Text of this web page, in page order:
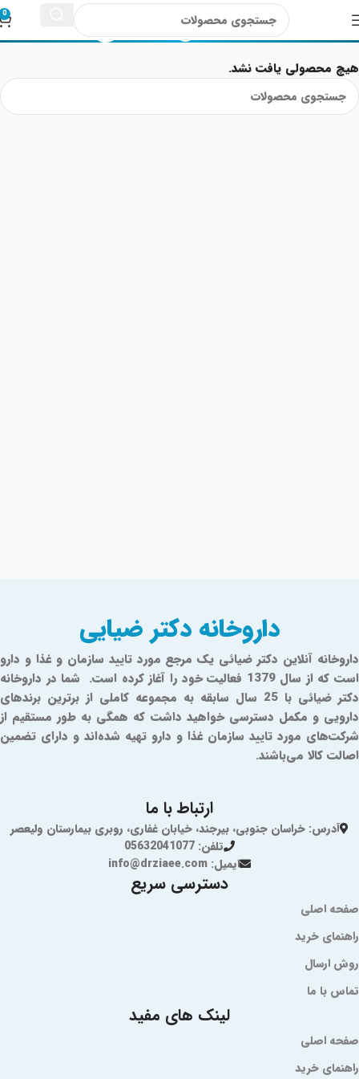
0 دستمال کاغذی
هیچ محصولی یافت نشد.
داروخانه دکتر ضیایی
داروخانه آنلاین دکتر ضیائی یک مرجع مورد تایید سازمان و غذا و دارو
است که از سال 1379 فعالیت خود را آغاز کرده است. شما در داروخانه
دکتر ضیائی با 25 سال سابقه به مجموعه کاملی از برترین برندهای
دارویی و مکمل دسترسی خواهید داشت که همگی به طور مستقیم از
شرکت‌های مورد تایید سازمان غذا و دارو تهیه شده‌اند و دارای تضمین
اصالت کالا می‌باشند.
ارتباط با ما
آدرس: خراسان جنوبی، بیرجند، خیابان غفاری، روبری بیمارستان ولیعصر
تلفن: 05632041077
ایمیل: info@drziaee.com
دسترسی سریع
صفحه اصلی
راهنمای خرید
روش ارسال
تماس با ما
لینک های مفید
صفحه اصلی
راهنمای خرید